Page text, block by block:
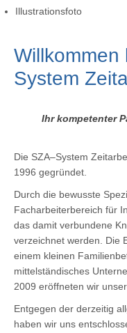
Illustrationsfoto
Willkommen
System
Ihr kompetenter
Die SZA–System
1996 gegründet.
Durch die bewusste
Facharbeiterbereich für
das damit verbundene
verzeichnet werden. Die
einem kleinen
mittelständisches
2009 eröffneten wir
Entgegen der derzeitig
haben wir uns